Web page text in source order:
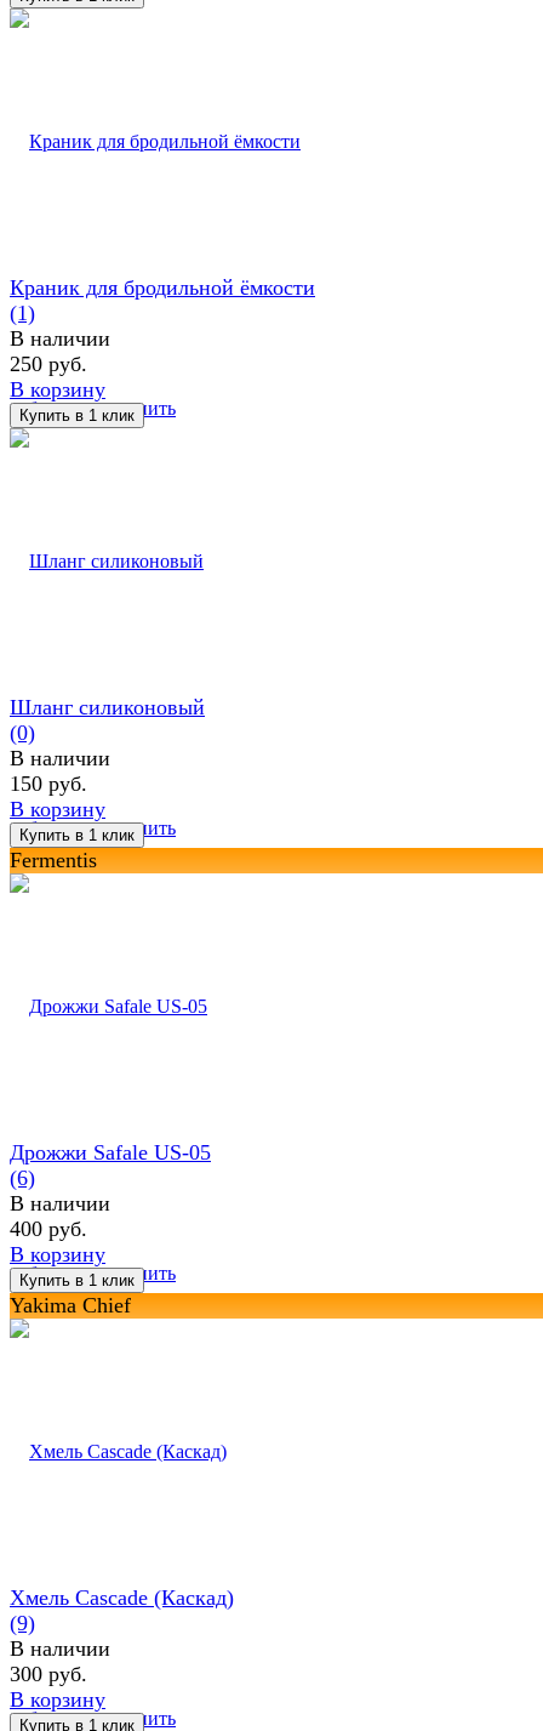
избранное сравнить
Краник для бродильной ёмкости
(1)
В наличии
250 руб.
В корзину
избранное сравнить
Шланг силиконовый
(0)
В наличии
150 руб.
В корзину
Fermentis
избранное сравнить
Дрожжи Safale US-05
(6)
В наличии
400 руб.
В корзину
Yakima Chief
избранное сравнить
Хмель Cascade (Каскад)
(9)
В наличии
300 руб.
В корзину